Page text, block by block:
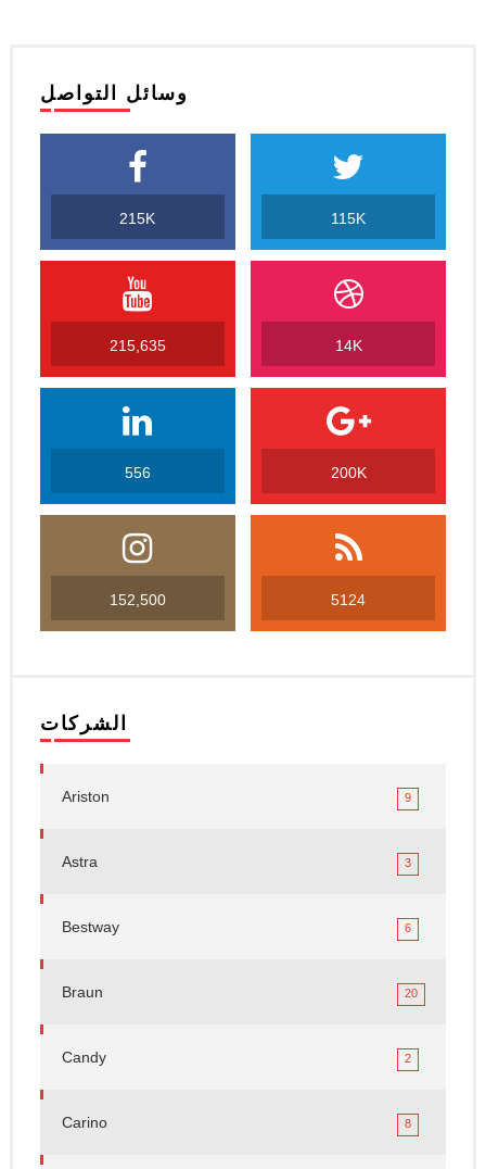
وسائل التواصل
215K 115K
215,635 14K
556 200K
152,500 5124
الشركات
Ariston 9
Astra 3
Bestway 6
Braun 20
Candy 2
Carino 8